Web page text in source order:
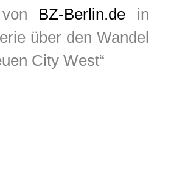
BZ-Berlin.de in
über den Wandel
City West“